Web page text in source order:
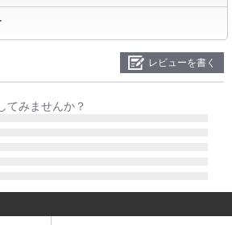
レビューを書く
てみませんか？